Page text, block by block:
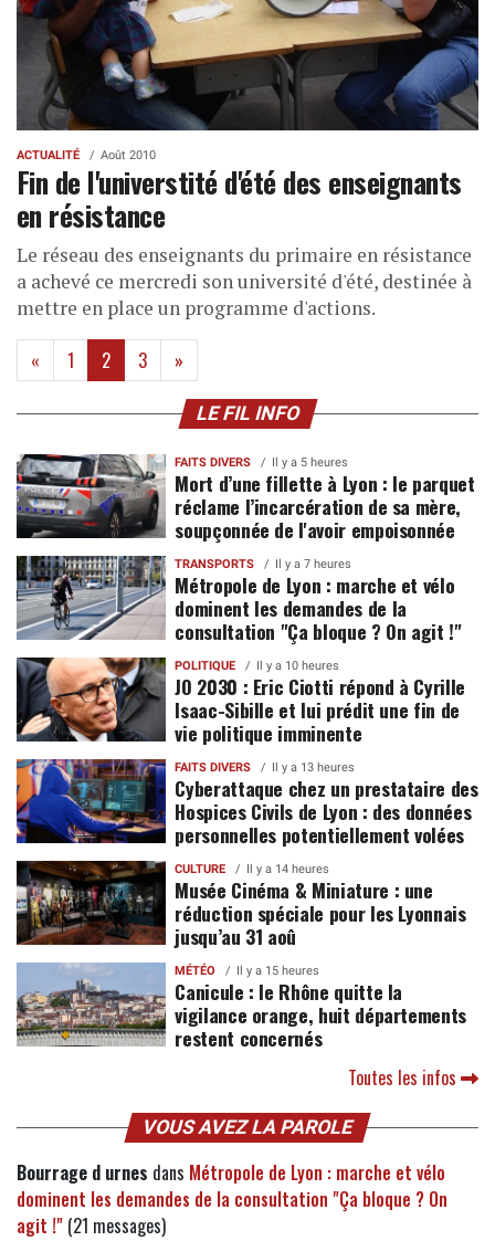
ACTUALITÉ Août 2010
Fin de l'universtité d'été des enseignants
en résistance
Le réseau des enseignants du primaire en résistance
a achevé ce mercredi son université d'été, destinée à
mettre en place un programme d'actions.
« 1 2(current)
3 »
LE FIL INFO
FAITS DIVERS Il y a 5 heures
Mort d’une fillette à Lyon : le parquet
réclame l’incarcération de sa mère,
soupçonnée de l'avoir empoisonnée
TRANSPORTS Il y a 7 heures
Métropole de Lyon : marche et vélo
dominent les demandes de la
consultation "Ça bloque ? On agit !"
POLITIQUE Il y a 10 heures
JO 2030 : Eric Ciotti répond à Cyrille
Isaac-Sibille et lui prédit une fin de
vie politique imminente
FAITS DIVERS Il y a 13 heures
Cyberattaque chez un prestataire des
Hospices Civils de Lyon : des données
personnelles potentiellement volées
CULTURE Il y a 14 heures
Musée Cinéma & Miniature : une
réduction spéciale pour les Lyonnais
jusqu’au 31 aoû
MÉTÉO Il y a 15 heures
Canicule : le Rhône quitte la
vigilance orange, huit départements
restent concernés
Toutes les infos
VOUS AVEZ LA PAROLE
Bourrage d urnes dans Métropole de Lyon : marche et vélo
dominent les demandes de la consultation "Ça bloque ? On
agit !" (21 messages)